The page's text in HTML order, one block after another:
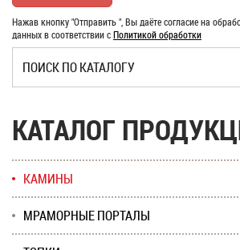
Нажав кнопку "Отправить ", Вы даёте согласие на
данных в соответствии сПолитикой обработки
КАТАЛОГ
КАМИНЫ
МРАМОРНЫЕ ПОРТАЛЫ